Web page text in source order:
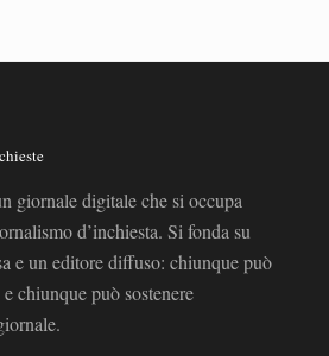
giornale digitale che si occupa
d’inchiesta. Si fonda su
e un editore diffuso: chiunque può
chiunque può sostenere